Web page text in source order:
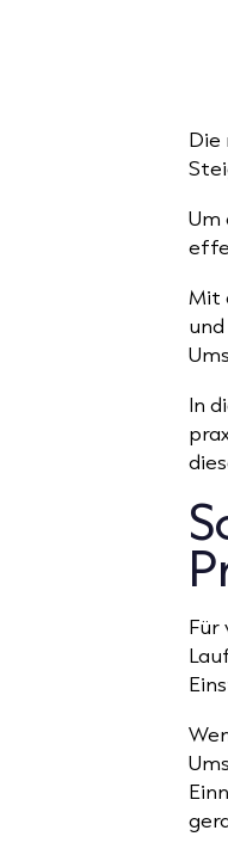
Die
Um
Mit
In
Für